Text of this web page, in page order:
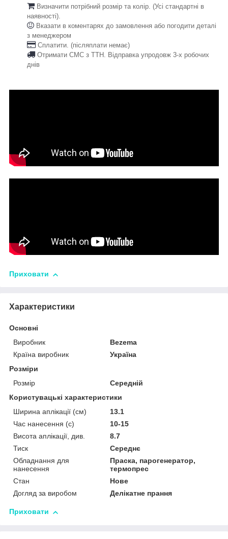
Визначити потрібний розмір та колір. (Усі стандартні в
наявності).
Вказати в коментарях до замовлення або погодити деталі
з менеджером
Сплатити. (післяплати немає)
Отримати СМС з ТТН. Відправка упродовж 3-х робочих
днів
Приховати
Характеристики
Основні
Виробник
Bezema
Країна виробник
Україна
Розміри
Розмір
Середній
Користувацькі характеристики
Ширина аплікації (см)
13.1
Час нанесення (с)
10-15
Висота аплікації, див.
8.7
Тиск
Середнє
Обладнання для
нанесення
Праска, парогенератор,
термопрес
Стан
Нове
Догляд за виробом
Делікатне прання
Приховати